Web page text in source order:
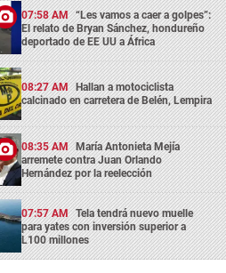
07:58 AM “Les vamos a caer a golpes”:
El relato de Bryan Sánchez, hondureño
deportado de EE UU a África
08:27 AM Hallan a motociclista
calcinado en carretera de Belén, Lempira
08:35 AM María Antonieta Mejía
arremete contra Juan Orlando
Hernández por la reelección
07:57 AM Tela tendrá nuevo muelle
para yates con inversión superior a
L100 millones